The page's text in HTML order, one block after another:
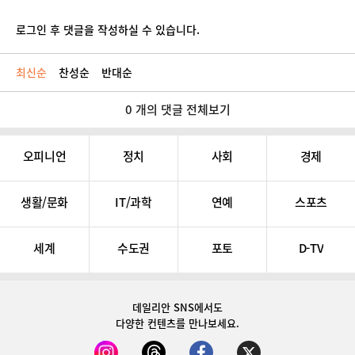
로그인 후 댓글을 작성하실 수 있습니다.
최신순 찬성순 반대순
0 개의 댓글 전체보기
오피니언 정치 사회 경제
생활/문화 IT/과학 연예 스포츠
세계 수도권 포토 D-TV
데일리안 SNS에서도
다양한 컨텐츠를 만나보세요.